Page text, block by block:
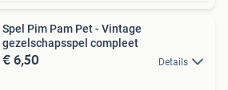
Spel Pim Pam Pet - Vintage
gezelschapsspel compleet
€ 6,50 Details